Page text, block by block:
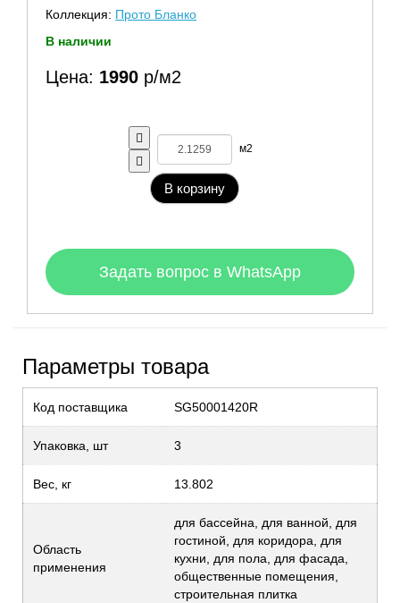
Коллекция: Прото Бланко
В наличии
Цена: 1990 р/м2
м2
В корзину
Задать вопрос в WhatsApp
Параметры товара
Код поставщика SG50001420R
Упаковка, шт 3
Вес, кг 13.802
Область
применения
для бассейна, для ванной, для
гостиной, для коридора, для
кухни, для пола, для фасада,
общественные помещения,
строительная плитка